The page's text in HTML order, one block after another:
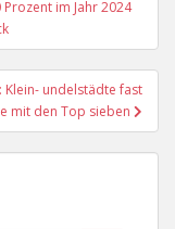
im Jahr 2024
Klein- undelstädte fast
mit den Top sieben